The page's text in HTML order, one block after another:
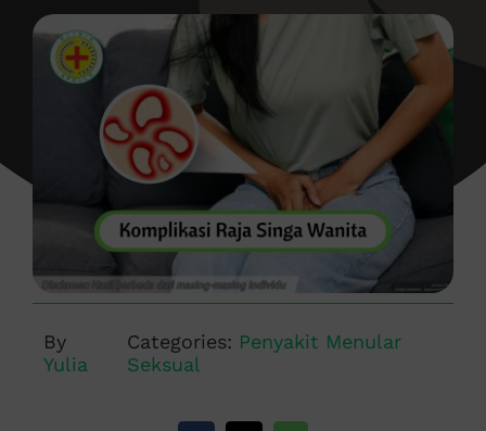
By
Yulia
Categories: Penyakit Menular
Seksual